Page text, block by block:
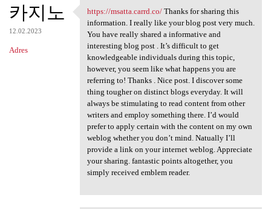
카지노
12.02.2023
Adres
https://msatta.carrd.co/
https://msatta.carrd.co/Thanks for sharing this
information. I really like your blog post very much.
You have really shared a informative and
interesting blog post . It’s difficult to get
knowledgeable individuals during this topic,
however, you seem like what happens you are
referring to! Thanks . Nice post. I discover some
thing tougher on distinct blogs everyday. It will
always be stimulating to read content from other
writers and employ something there. I’d would
prefer to apply certain with the content on my own
weblog whether you don’t mind. Natually I’ll
provide a link on your internet weblog. Appreciate
your sharing. fantastic points altogether, you
simply received emblem reader.